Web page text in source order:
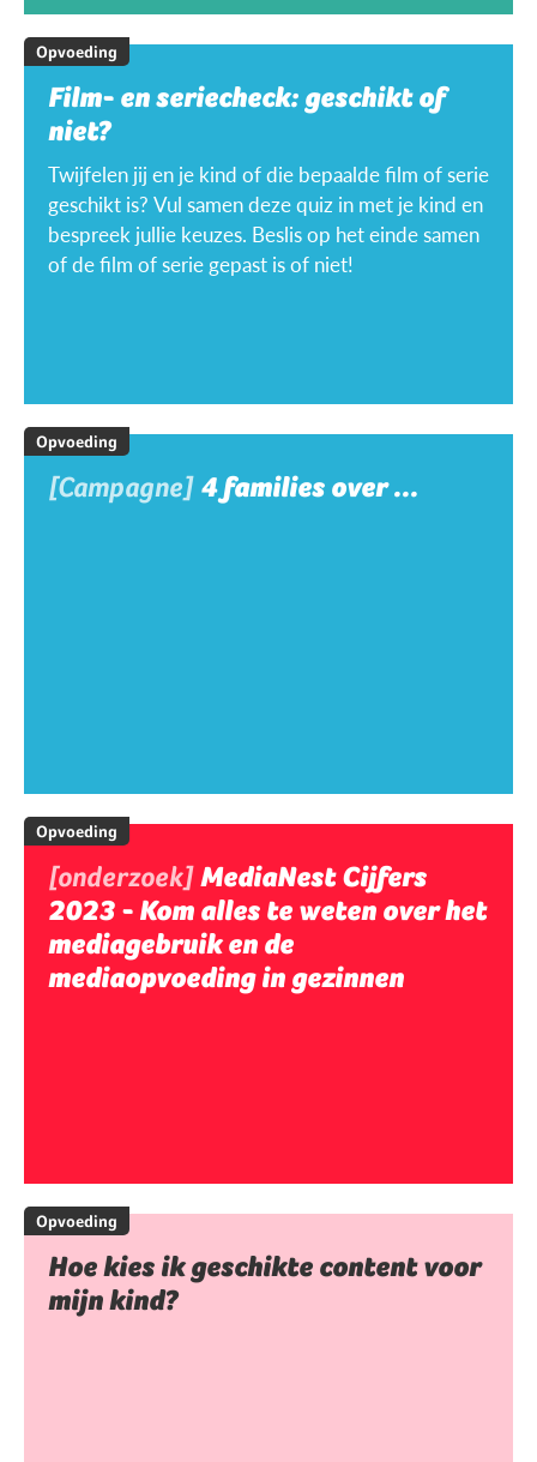
Opvoeding
Film- en seriecheck: geschikt of
niet?
Twijfelen jij en je kind of die bepaalde film of serie
geschikt is? Vul samen deze quiz in met je kind en
bespreek jullie keuzes. Beslis op het einde samen
of de film of serie gepast is of niet!
Opvoeding
[Campagne] 4 families over ...
Opvoeding
[onderzoek]MediaNest Cijfers
2023 - Kom alles te weten over het
mediagebruik en de
mediaopvoeding in gezinnen
Opvoeding
Hoe kies ik geschikte content voor
mijn kind?